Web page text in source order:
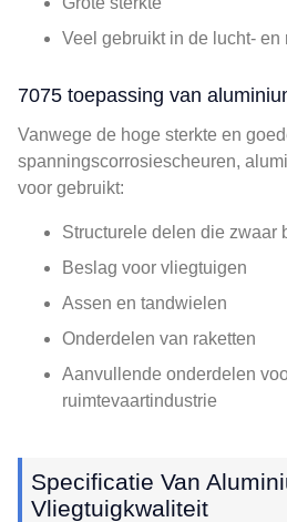
Veel gebruikt in de lucht- en
7075 toepassing van
Vanwege de hoge sterkte en
spanningscorrosiescheuren,
voor gebruikt:
Structurele delen die zwaar
Beslag voor vliegtuigen
Assen en tandwielen
Onderdelen van raketten
Aanvullende onderdelen
ruimtevaartindustrie
Specificatie Van
Vliegtuigkwaliteit